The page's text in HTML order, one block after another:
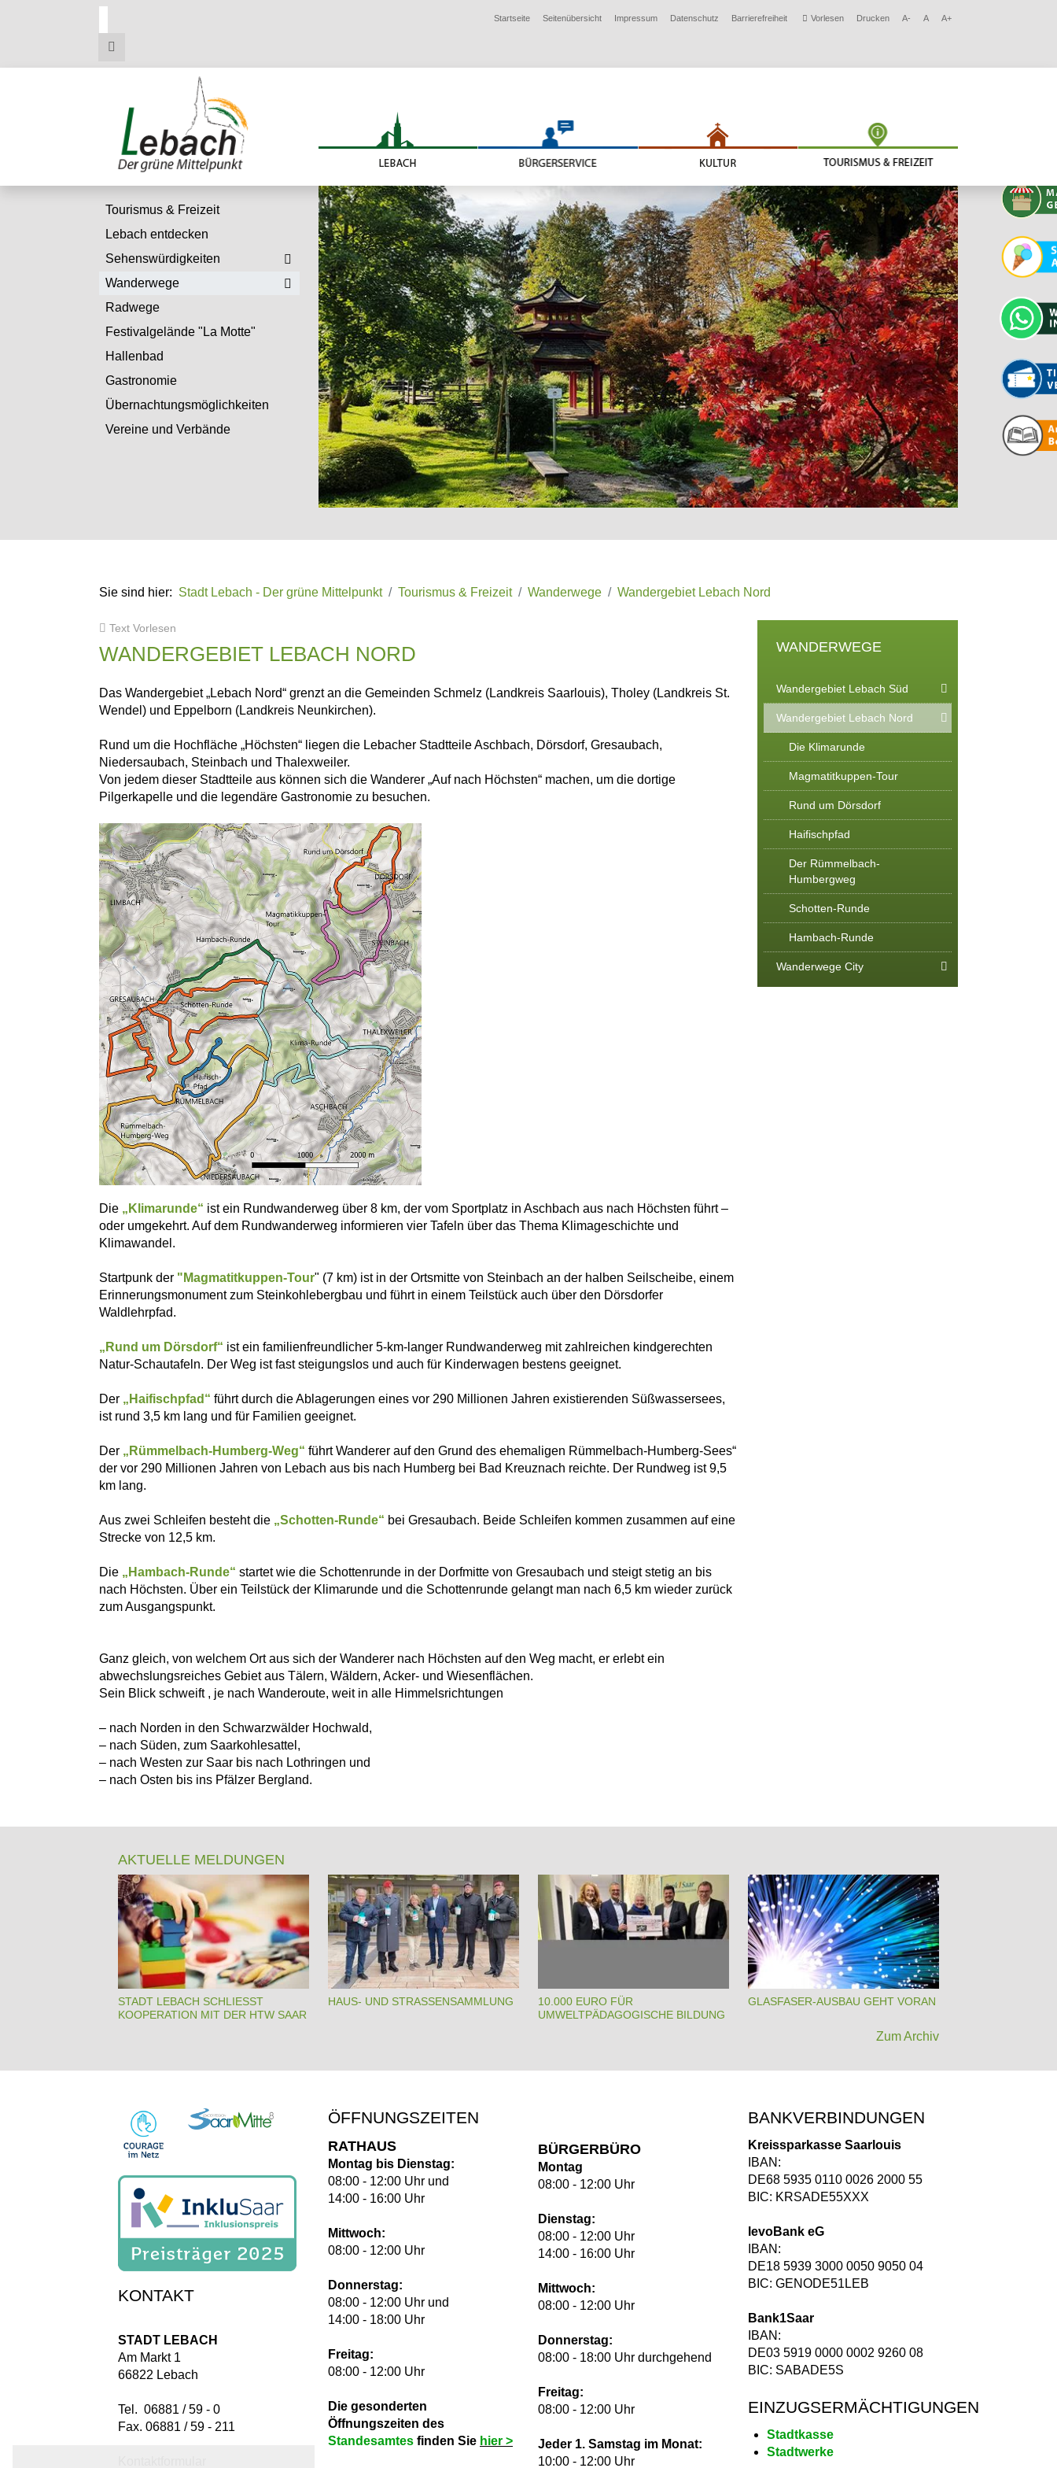
Startseite Seitenübersicht Impressum Datenschutz Barrierefreiheit Vorlesen Drucken A- A A+
Tourismus & Freizeit
Lebach entdecken
Sehenswürdigkeiten
Wanderwege
Radwege
Festivalgelände "La Motte"
Hallenbad
Gastronomie
Übernachtungsmöglichkeiten
Vereine und Verbände
Sie sind hier: Stadt Lebach - Der grüne Mittelpunkt Tourismus & Freizeit Wanderwege Wandergebiet Lebach Nord
Text Vorlesen
WANDERGEBIET LEBACH NORD
Das Wandergebiet „Lebach Nord“ grenzt an die Gemeinden Schmelz (Landkreis Saarlouis), Tholey (Landkreis St.
Wendel) und Eppelborn (Landkreis Neunkirchen).
Rund um die Hochfläche „Höchsten“ liegen die Lebacher Stadtteile Aschbach, Dörsdorf, Gresaubach,
Niedersaubach, Steinbach und Thalexweiler.
Von jedem dieser Stadtteile aus können sich die Wanderer „Auf nach Höchsten“ machen, um die dortige
Pilgerkapelle und die legendäre Gastronomie zu besuchen.
Die „Klimarunde“ ist ein Rundwanderweg über 8 km, der vom Sportplatz in Aschbach aus nach Höchsten führt –
oder umgekehrt. Auf dem Rundwanderweg informieren vier Tafeln über das Thema Klimageschichte und
Klimawandel.
Startpunk der "Magmatitkuppen-Tour" (7 km) ist in der Ortsmitte von Steinbach an der halben Seilscheibe, einem
Erinnerungsmonument zum Steinkohlebergbau und führt in einem Teilstück auch über den Dörsdorfer
Waldlehrpfad.
„Rund um Dörsdorf“ ist ein familienfreundlicher 5-km-langer Rundwanderweg mit zahlreichen kindgerechten
Natur-Schautafeln. Der Weg ist fast steigungslos und auch für Kinderwagen bestens geeignet.
Der „Haifischpfad“ führt durch die Ablagerungen eines vor 290 Millionen Jahren existierenden Süßwassersees,
ist rund 3,5 km lang und für Familien geeignet.
Der „Rümmelbach-Humberg-Weg“ führt Wanderer auf den Grund des ehemaligen Rümmelbach-Humberg-Sees“
der vor 290 Millionen Jahren von Lebach aus bis nach Humberg bei Bad Kreuznach reichte. Der Rundweg ist 9,5
km lang.
Aus zwei Schleifen besteht die „Schotten-Runde“ bei Gresaubach. Beide Schleifen kommen zusammen auf eine
Strecke von 12,5 km.
Die „Hambach-Runde“ startet wie die Schottenrunde in der Dorfmitte von Gresaubach und steigt stetig an bis
nach Höchsten. Über ein Teilstück der Klimarunde und die Schottenrunde gelangt man nach 6,5 km wieder zurück
zum Ausgangspunkt.
Ganz gleich, von welchem Ort aus sich der Wanderer nach Höchsten auf den Weg macht, er erlebt ein
abwechslungsreiches Gebiet aus Tälern, Wäldern, Acker- und Wiesenflächen.
Sein Blick schweift , je nach Wanderoute, weit in alle Himmelsrichtungen
– nach Norden in den Schwarzwälder Hochwald,
– nach Süden, zum Saarkohlesattel,
– nach Westen zur Saar bis nach Lothringen und
– nach Osten bis ins Pfälzer Bergland.
WANDERWEGE
Wandergebiet Lebach Süd
Wandergebiet Lebach Nord
Die Klimarunde
Magmatitkuppen-Tour
Rund um Dörsdorf
Haifischpfad
Der Rümmelbach-
Humbergweg
Schotten-Runde
Hambach-Runde
Wanderwege City
AKTUELLE MELDUNGEN
STADT LEBACH SCHLIESST K
OOPERATION MIT DER HTW SAAR
HAUS- UND STRASSENSAMMLUNG
10.000 EURO FÜR
UMWELTPÄDAGOGISCHE BILDUNG
GLASFASER-AUSBAU GEHT VORAN
Zum Archiv
KONTAKT
STADT LEBACH
Am Markt 1
66822 Lebach
Tel. 06881 / 59 - 0
Fax. 06881 / 59 - 211
ÖFFNUNGSZEITEN
RATHAUS
Montag bis Dienstag:
08:00 - 12:00 Uhr und
14:00 - 16:00 Uhr
Mittwoch:
08:00 - 12:00 Uhr
Donnerstag:
08:00 - 12:00 Uhr und
14:00 - 18:00 Uhr
Freitag:
08:00 - 12:00 Uhr
Die gesonderten
Öffnungszeiten des
Standesamtes finden Sie hier >
BÜRGERBÜRO
Montag
08:00 - 12:00 Uhr
Dienstag:
08:00 - 12:00 Uhr
14:00 - 16:00 Uhr
Mittwoch:
08:00 - 12:00 Uhr
Donnerstag:
08:00 - 18:00 Uhr durchgehend
Freitag:
08:00 - 12:00 Uhr
Jeder 1. Samstag im Monat:
10:00 - 12:00 Uhr
BANKVERBINDUNGEN
Kreissparkasse Saarlouis
IBAN:
DE68 5935 0110 0026 2000 55
BIC: KRSADE55XXX
levoBank eG
IBAN:
DE18 5939 3000 0050 9050 04
BIC: GENODE51LEB
Bank1Saar
IBAN:
DE03 5919 0000 0002 9260 08
BIC: SABADE5S
EINZUGSERMÄCHTIGUNGEN
Stadtkasse
Stadtwerke